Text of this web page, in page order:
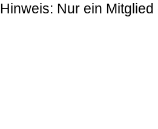
Hinweis: Nur ein